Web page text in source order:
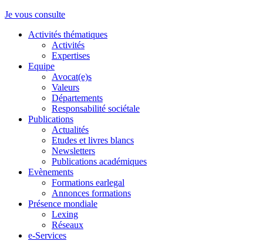
Je vous consulte
Activités thématiques
Activités
Expertises
Equipe
Avocat(e)s
Valeurs
Départements
Responsabilité sociétale
Publications
Actualités
Etudes et livres blancs
Newsletters
Publications académiques
Evènements
Formations earlegal
Annonces formations
Présence mondiale
Lexing
Réseaux
e-Services